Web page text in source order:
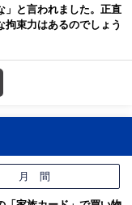
」と言われました。正直
拘束力はあるのでしょう
月 間